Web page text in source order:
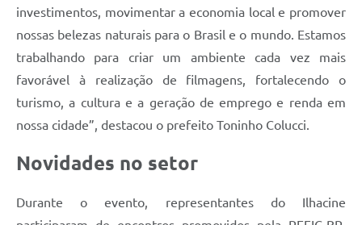
investimentos, movimentar a economia local e promover
nossas belezas naturais para o Brasil e o mundo. Estamos
trabalhando para criar um ambiente cada vez mais
favorável à realização de filmagens, fortalecendo o
turismo, a cultura e a geração de emprego e renda em
nossa cidade”, destacou o prefeito Toninho Colucci.
Novidades no setor
Durante o evento, representantes do Ilhacine